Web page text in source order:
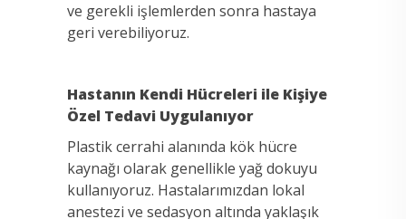
ve gerekli işlemlerden sonra hastaya
geri verebiliyoruz.
Hastanın Kendi Hücreleri ile Kişiye
Özel Tedavi Uygulanıyor
Plastik cerrahi alanında kök hücre
kaynağı olarak genellikle yağ dokuyu
kullanıyoruz. Hastalarımızdan lokal
anestezi ve sedasyon altında yaklaşık